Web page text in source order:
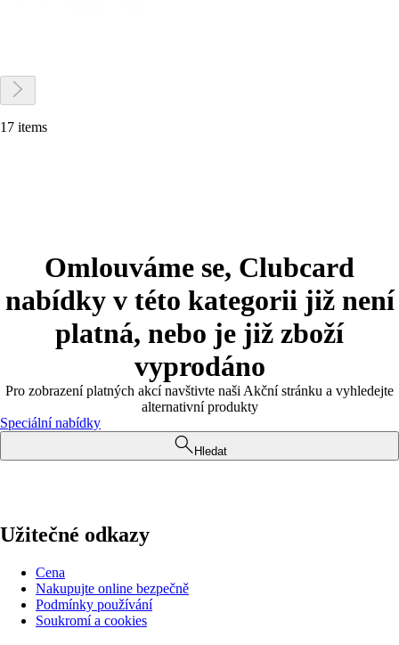
17 items
Omlouváme se, Clubcard
nabídky v této kategorii již není
platná, nebo je již zboží
vyprodáno
Pro zobrazení platných akcí navštivte naši Akční stránku a vyhledejte
alternativní produkty
Speciální nabídky
Hledat
Užitečné odkazy
Cena
Nakupujte online bezpečně
Podmínky používání
Soukromí a cookies